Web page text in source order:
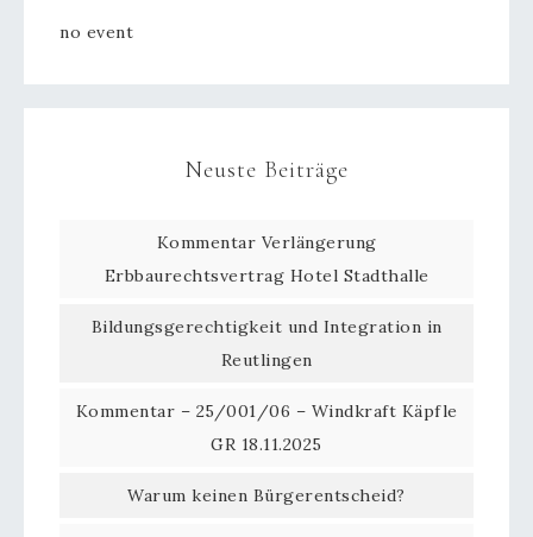
no event
Neuste Beiträge
Kommentar Verlängerung
Erbbaurechtsvertrag Hotel Stadthalle
Bildungsgerechtigkeit und Integration in
Reutlingen
Kommentar – 25/001/06 – Windkraft Käpfle
GR 18.11.2025
Warum keinen Bürgerentscheid?